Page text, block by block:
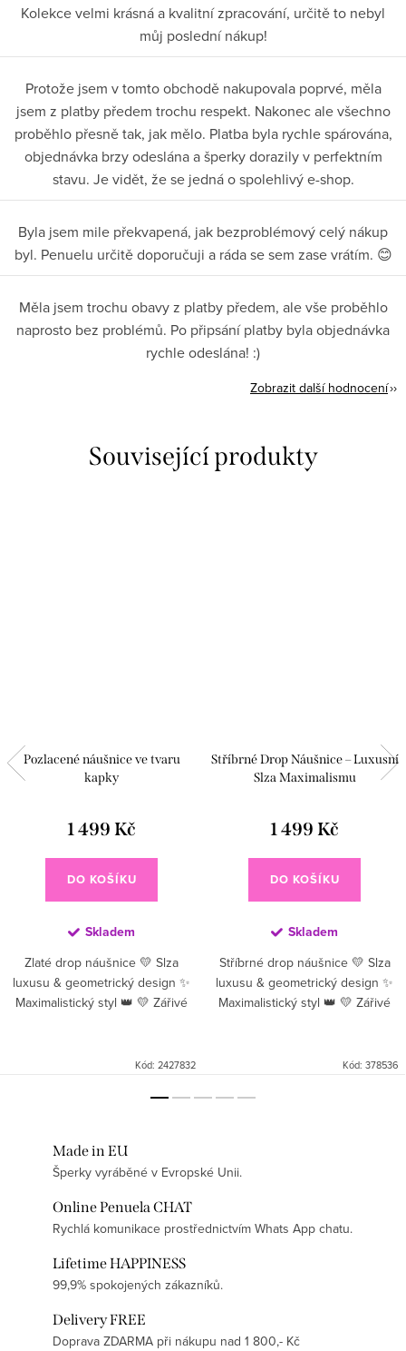
Kolekce velmi krásná a kvalitní zpracování, určitě to nebyl
můj poslední nákup!
Protože jsem v tomto obchodě nakupovala poprvé, měla
jsem z platby předem trochu respekt. Nakonec ale všechno
proběhlo přesně tak, jak mělo. Platba byla rychle spárována,
objednávka brzy odeslána a šperky dorazily v perfektním
stavu. Je vidět, že se jedná o spolehlivý e-shop.
Byla jsem mile překvapená, jak bezproblémový celý nákup
byl. Penuelu určitě doporučuji a ráda se sem zase vrátím. 😊
Měla jsem trochu obavy z platby předem, ale vše proběhlo
naprosto bez problémů. Po připsání platby byla objednávka
rychle odeslána! :)
Zobrazit další hodnocení
Související produkty
Pozlacené náušnice ve tvaru
kapky
1 499 Kč
DO KOŠÍKU
Skladem
Zlaté drop náušnice 💛 Slza
luxusu & geometrický design ✨
Maximalistický styl 👑 💛 Zářivé
architektonické elegance a...
Kód: 2427832
Stříbrné Drop Náušnice – Luxusní
Slza Maximalismu
1 499 Kč
DO KOŠÍKU
Skladem
Stříbrné drop náušnice 💛 Slza
luxusu & geometrický design ✨
Maximalistický styl 👑 💛 Zářivé
architektonické...Kód: 378536
Made in EU
Šperky vyráběné v Evropské Unii.
Online Penuela CHAT
Rychlá komunikace prostřednictvím Whats App chatu.
Lifetime HAPPINESS
99,9% spokojených zákazníků.
Delivery FREE
Doprava ZDARMA při nákupu nad 1 800,- Kč